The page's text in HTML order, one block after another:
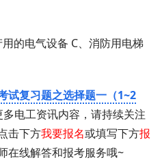
的电气设备 C、消防用电梯
试复习题之选择题一（1~2
电工资讯内容，请持续关注
击下方我要报名或填写下方报
在线解答和报考服务哦~